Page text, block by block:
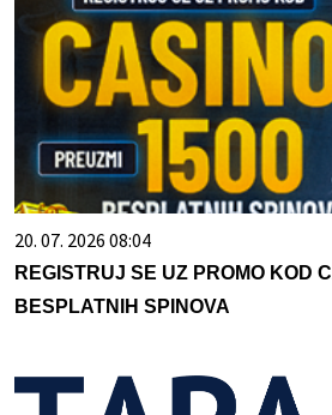
20. 07. 2026 08:04
REGISTRUJ SE UZ PROMO KOD
BESPLATNIH SPINOVA